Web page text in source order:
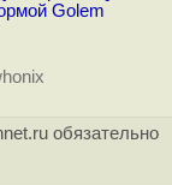
Golem
обязательно